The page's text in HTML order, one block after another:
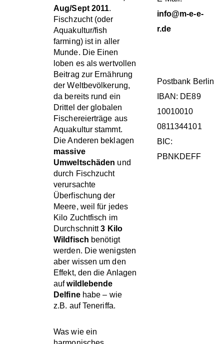
Aug/Sept 2011.
Fischzucht (oder
Aquakultur/fish
farming) ist in aller
Munde. Die Einen
loben es als wertvollen
Beitrag zur Ernährung
der Weltbevölkerung,
da bereits rund ein
Drittel der globalen
Fischereierträge aus
Aquakultur stammt.
Die Anderen beklagen
massive
Umweltschäden und
durch Fischzucht
verursachte
Überfischung der
Meere, weil für jedes
Kilo Zuchtfisch im
Durchschnitt3 Kilo
Wildfisch benötigt
werden. Die wenigsten
aber wissen um den
Effekt, den die Anlagen
aufwildlebende
Delfinehabe – wie
z.B. auf Teneriffa.
Was wie ein
info@m-e-e-
r.de
Postbank Berlin
IBAN: DE89
10010010
0811344101
BIC:
PBNKDEFF